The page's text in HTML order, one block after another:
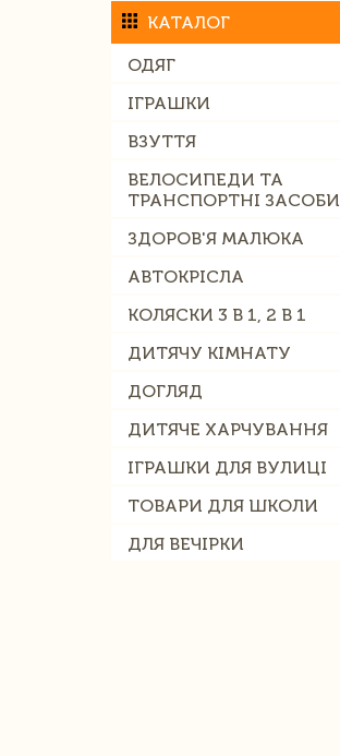
КАТАЛОГ
ОДЯГ
ІГРАШКИ
ВЗУТТЯ
ВЕЛОСИПЕДИ ТА
ТРАНСПОРТНІ ЗАСОБИ
ЗДОРОВ'Я МАЛЮКА
АВТОКРІСЛА
КОЛЯСКИ 3 В 1, 2 В 1
ДИТЯЧУ КІМНАТУ
ДОГЛЯД
ДИТЯЧЕ ХАРЧУВАННЯ
ІГРАШКИ ДЛЯ ВУЛИЦІ
ТОВАРИ ДЛЯ ШКОЛИ
ДЛЯ ВЕЧІРКИ